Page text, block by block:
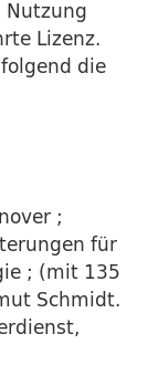
Lizenz.
die
;
für
; (mit 135
Schmidt.